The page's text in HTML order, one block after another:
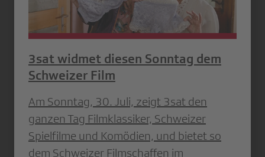
3sat widmet diesen Sonntag dem
Schweizer Film
Am Sonntag, 30. Juli, zeigt 3sat den
ganzen Tag Filmklassiker, Schweizer
Spielfilme und Komödien, und bietet so
dem Schweizer Filmschaffen im